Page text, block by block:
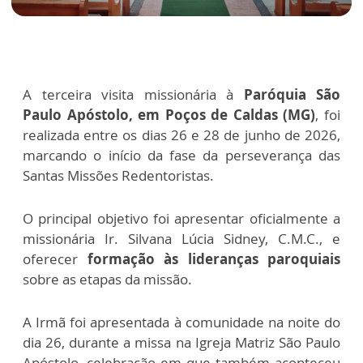
A terceira visita missionária à
Paróquia São
Paulo Apóstolo, em Poços de Caldas (MG), foi
realizada entre os dias 26 e 28 de junho de 2026,
marcando o início da fase da perseverança das
Santas Missões Redentoristas.
O principal objetivo foi apresentar oficialmente a
missionária Ir. Silvana Lúcia Sidney, C.M.C., e
oferecer formação às lideranças paroquiais
sobre as etapas da missão.
A Irmã foi apresentada à comunidade na noite do
dia 26, durante a missa na Igreja Matriz São Paulo